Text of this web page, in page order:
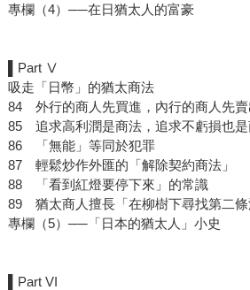
專欄（4）──在日猶太人的富豪
▌Part Ⅴ
吸走「日幣」的猶太商法
84 外行的商人先買進，內行的商人先賣
85 追求高利潤是商法，追求不虧損也
86 「無能」等同於犯罪
87 輕鬆炒作外匯的「解除契約商法」
88 「看到紅燈要停下來」的常識
89 猶太商人擅長「在柳樹下尋找第二條
專欄（5）──「日本的猶太人」小史
▌Part VI